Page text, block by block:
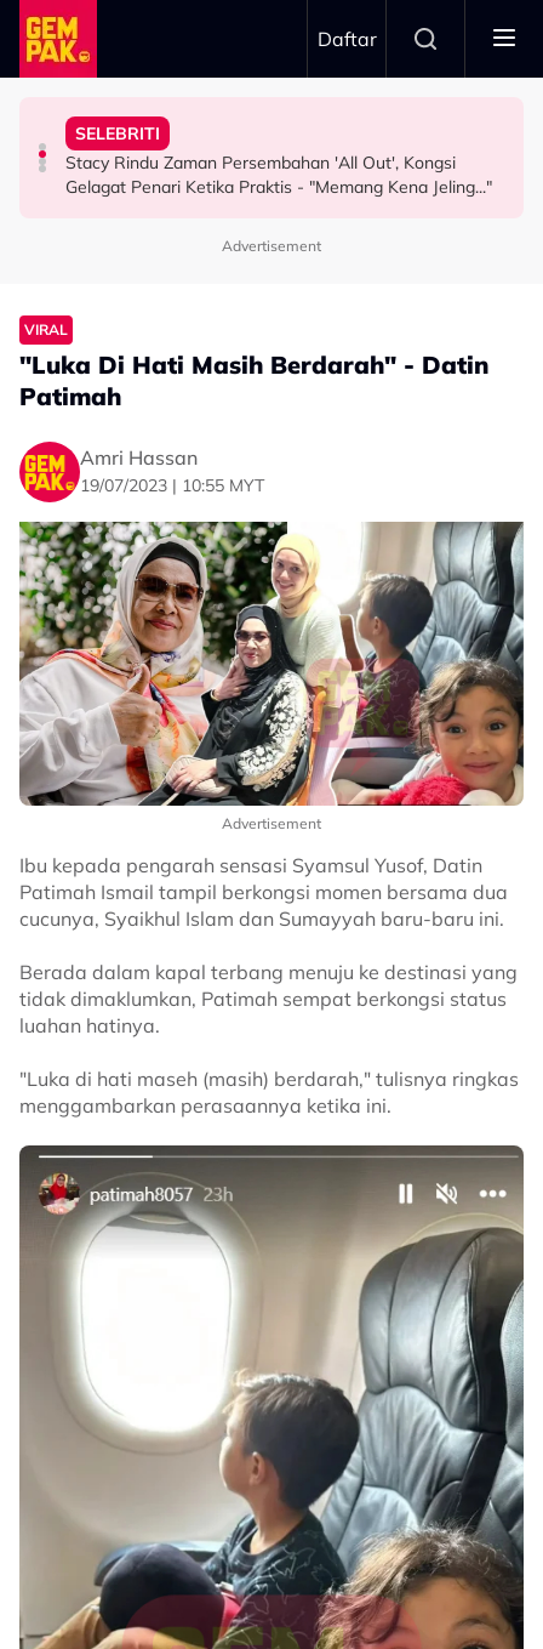
Skip to main content
Daftar
HIBURAN
Pengarah Muzik, Komposer Sze Wan Meninggal Dunia,
Misha Omar: “Gone Too Soon”
SELEBRITI
Stacy Rindu Zaman Persembahan 'All Out', Kongsi
Gelagat Penari Ketika Praktis - "Memang Kena Jeling..."
SELEBRITI
Bukan Penyanyi Ego, Adzrin Adzhar 'Back-Up' Awie -
"Ini Namanya Penyanyi Yang..."
HIBURAN
Intan Najuwa Timang Anak Perempuan Kedua, Beri
Nama…
Advertisement
VIRAL
"Luka Di Hati Masih Berdarah" - Datin
Patimah
Amri Hassan
19/07/2023 | 10:55 MYT
Advertisement
Ibu kepada pengarah sensasi Syamsul Yusof, Datin
Patimah Ismail tampil berkongsi momen bersama dua
cucunya, Syaikhul Islam dan Sumayyah baru-baru ini.
Berada dalam kapal terbang menuju ke destinasi yang
tidak dimaklumkan, Patimah sempat berkongsi status
luahan hatinya.
"Luka di hati maseh (masih) berdarah," tulisnya ringkas
menggambarkan perasaannya ketika ini.